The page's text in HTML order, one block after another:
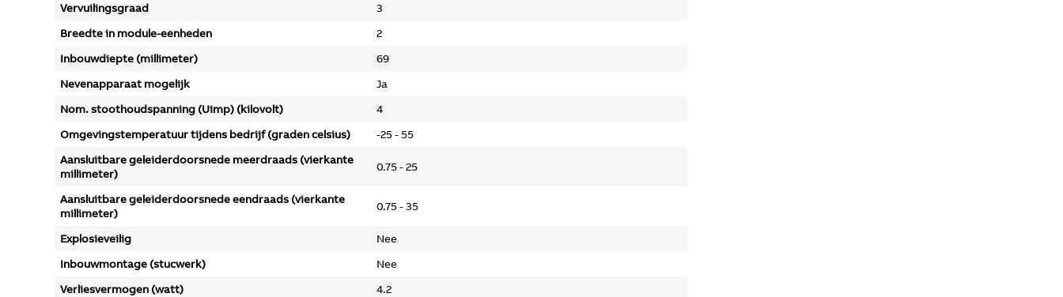
Vervuilingsgraad
3
Breedte in module-eenheden
2
Inbouwdiepte (millimeter)
69
Nevenapparaat mogelijk
Ja
Nom. stoothoudspanning (Uimp) (kilovolt)
4
Omgevingstemperatuur tijdens bedrijf (graden celsius)
-25 - 55
Aansluitbare geleiderdoorsnede meerdraads (vierkante
millimeter)
0.75 - 25
Aansluitbare geleiderdoorsnede eendraads (vierkante
millimeter)
0.75 - 35
Explosieveilig
Nee
Inbouwmontage (stucwerk)
Nee
Verliesvermogen (watt)
4.2